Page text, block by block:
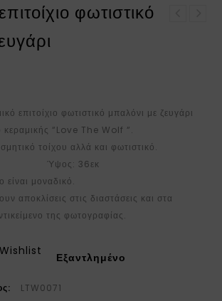
φωτιστικό
επιτοίχιο φωτιστικό μπαλόνι με ζευγάρι
κεραμικής “Love The Wolf “.
τοίχου αλλά και φωτιστικό.
Ύψος: 36εκ
είναι μοναδικό.
αποκλίσεις στις διαστάσεις και στα
της φωτογραφίας.
Εξαντλημένο
LTW0071